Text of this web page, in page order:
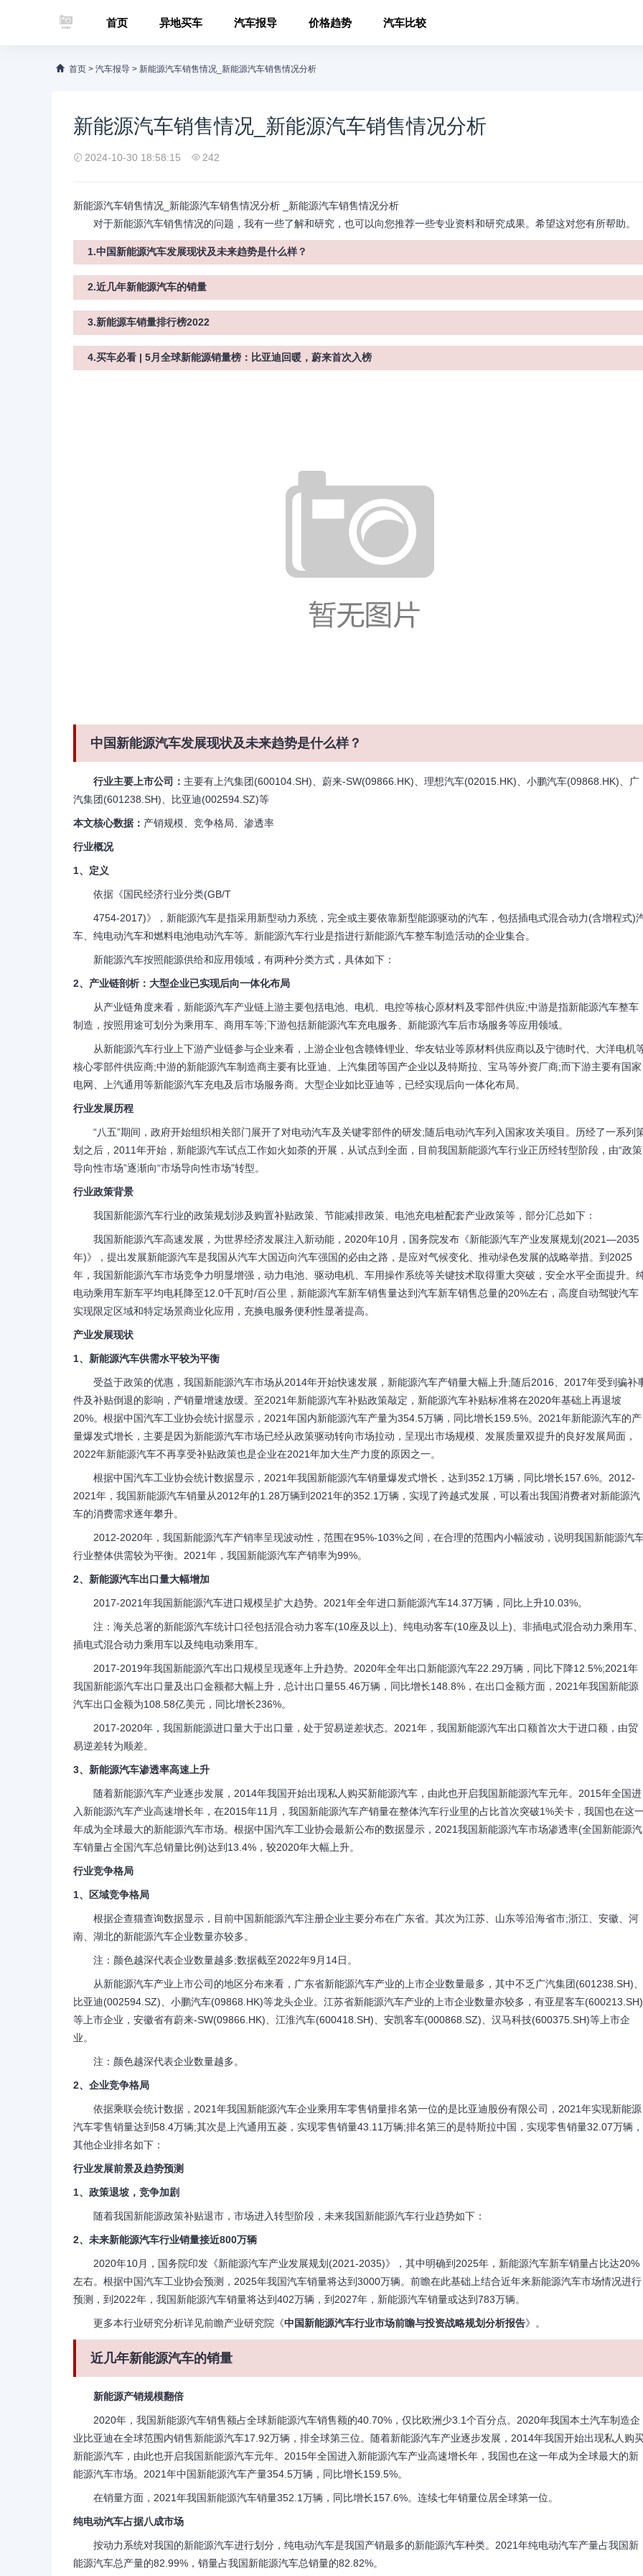
首页 异地买车 汽车报导 价格趋势 汽车比较
首页 > 汽车报导 > 新能源汽车销售情况_新能源汽车销售情况分析
新能源汽车销售情况_新能源汽车销售情况分析
2024-10-30 18:58:15 242
新能源汽车销售情况_新能源汽车销售情况分析 _新能源汽车销售情况分析
对于新能源汽车销售情况的问题，我有一些了解和研究，也可以向您推荐一些专业资料和研究成果。希望这对您有所帮助。
1.中国新能源汽车发展现状及未来趋势是什么样？
2.近几年新能源汽车的销量
3.新能源车销量排行榜2022
4.买车必看 | 5月全球新能源销量榜：比亚迪回暖，蔚来首次入榜
中国新能源汽车发展现状及未来趋势是什么样？
行业主要上市公司： 主要有上汽集团(600104.SH)、蔚来-SW(09866.HK)、理想汽车(02015.HK)、小鹏汽车(09868.HK)、广
汽集团(601238.SH)、比亚迪(002594.SZ)等
本文核心数据： 产销规模、竞争格局、渗透率
行业概况
1、定义
依据《国民经济行业分类(GB/T
4754-2017)》，新能源汽车是指采用新型动力系统，完全或主要依靠新型能源驱动的汽车，包括插电式混合动力(含增程式)
车、纯电动汽车和燃料电池电动汽车等。新能源汽车行业是指进行新能源汽车整车制造活动的企业集合。
新能源汽车按照能源供给和应用领域，有两种分类方式，具体如下：
2、产业链剖析：大型企业已实现后向一体化布局
从产业链角度来看，新能源汽车产业链上游主要包括电池、电机、电控等核心原材料及零部件供应;中游是指新能源汽车整车
制造，按照用途可划分为乘用车、商用车等;下游包括新能源汽车充电服务、新能源汽车后市场服务等应用领域。
从新能源汽车行业上下游产业链参与企业来看，上游企业包含赣锋锂业、华友钴业等原材料供应商以及宁德时代、大洋电机
核心零部件供应商;中游的新能源汽车制造商主要有比亚迪、上汽集团等国产企业以及特斯拉、宝马等外资厂商;而下游主要有国家
电网、上汽通用等新能源汽车充电及后市场服务商。大型企业如比亚迪等，已经实现后向一体化布局。
行业发展历程
“八五”期间，政府开始组织相关部门展开了对电动汽车及关键零部件的研发;随后电动汽车列入国家攻关项目。历经了一系列
划之后，2011年开始，新能源汽车试点工作如火如荼的开展，从试点到全面，目前我国新能源汽车行业正历经转型阶段，由“政策
导向性市场”逐渐向“市场导向性市场”转型。
行业政策背景
我国新能源汽车行业的政策规划涉及购置补贴政策、节能减排政策、电池充电桩配套产业政策等，部分汇总如下：
我国新能源汽车高速发展，为世界经济发展注入新动能，2020年10月，国务院发布《新能源汽车产业发展规划(2021—2035
年)》，提出发展新能源汽车是我国从汽车大国迈向汽车强国的必由之路，是应对气候变化、推动绿色发展的战略举措。到2025
年，我国新能源汽车市场竞争力明显增强，动力电池、驱动电机、车用操作系统等关键技术取得重大突破，安全水平全面提升。
电动乘用车新车平均电耗降至12.0千瓦时/百公里，新能源汽车新车销售量达到汽车新车销售总量的20%左右，高度自动驾驶汽车
实现限定区域和特定场景商业化应用，充换电服务便利性显著提高。
产业发展现状
1、新能源汽车供需水平较为平衡
受益于政策的优惠，我国新能源汽车市场从2014年开始快速发展，新能源汽车产销量大幅上升;随后2016、2017年受到骗补
件及补贴倒退的影响，产销量增速放缓。至2021年新能源汽车补贴政策敲定，新能源汽车补贴标准将在2020年基础上再退坡
20%。根据中国汽车工业协会统计据显示，2021年国内新能源汽车产量为354.5万辆，同比增长159.5%。2021年新能源汽车的产
量爆发式增长，主要是因为新能源汽车市场已经从政策驱动转向市场拉动，呈现出市场规模、发展质量双提升的良好发展局面，
2022年新能源汽车不再享受补贴政策也是企业在2021年加大生产力度的原因之一。
根据中国汽车工业协会统计数据显示，2021年我国新能源汽车销量爆发式增长，达到352.1万辆，同比增长157.6%。2012-
2021年，我国新能源汽车销量从2012年的1.28万辆到2021年的352.1万辆，实现了跨越式发展，可以看出我国消费者对新能源汽
车的消费需求逐年攀升。
2012-2020年，我国新能源汽车产销率呈现波动性，范围在95%-103%之间，在合理的范围内小幅波动，说明我国新能源汽
行业整体供需较为平衡。2021年，我国新能源汽车产销率为99%。
2、新能源汽车出口量大幅增加
2017-2021年我国新能源汽车进口规模呈扩大趋势。2021年全年进口新能源汽车14.37万辆，同比上升10.03%。
注：海关总署的新能源汽车统计口径包括混合动力客车(10座及以上)、纯电动客车(10座及以上)、非插电式混合动力乘用车、
插电式混合动力乘用车以及纯电动乘用车。
2017-2019年我国新能源汽车出口规模呈现逐年上升趋势。2020年全年出口新能源汽车22.29万辆，同比下降12.5%;2021年
我国新能源汽车出口量及出口金额都大幅上升，总计出口量55.46万辆，同比增长148.8%，在出口金额方面，2021年我国新能源
汽车出口金额为108.58亿美元，同比增长236%。
2017-2020年，我国新能源进口量大于出口量，处于贸易逆差状态。2021年，我国新能源汽车出口额首次大于进口额，由贸
易逆差转为顺差。
3、新能源汽车渗透率高速上升
随着新能源汽车产业逐步发展，2014年我国开始出现私人购买新能源汽车，由此也开启我国新能源汽车元年。2015年全国进
入新能源汽车产业高速增长年，在2015年11月，我国新能源汽车产销量在整体汽车行业里的占比首次突破1%关卡，我国也在这
年成为全球最大的新能源汽车市场。根据中国汽车工业协会最新公布的数据显示，2021我国新能源汽车市场渗透率(全国新能源汽
车销量占全国汽车总销量比例)达到13.4%，较2020年大幅上升。
行业竞争格局
1、区域竞争格局
根据企查猫查询数据显示，目前中国新能源汽车注册企业主要分布在广东省。其次为江苏、山东等沿海省市;浙江、安徽、河
南、湖北的新能源汽车企业数量亦较多。
注：颜色越深代表企业数量越多;数据截至2022年9月14日。
从新能源汽车产业上市公司的地区分布来看，广东省新能源汽车产业的上市企业数量最多，其中不乏广汽集团(601238.SH)、
比亚迪(002594.SZ)、小鹏汽车(09868.HK)等龙头企业。江苏省新能源汽车产业的上市企业数量亦较多，有亚星客车(600213.SH)
等上市企业，安徽省有蔚来-SW(09866.HK)、江淮汽车(600418.SH)、安凯客车(000868.SZ)、汉马科技(600375.SH)等上市企
业。
注：颜色越深代表企业数量越多。
2、企业竞争格局
依据乘联会统计数据，2021年我国新能源汽车企业乘用车零售销量排名第一位的是比亚迪股份有限公司，2021年实现新能源
汽车零售销量达到58.4万辆;其次是上汽通用五菱，实现零售销量43.11万辆;排名第三的是特斯拉中国，实现零售销量32.07万辆，
其他企业排名如下：
行业发展前景及趋势预测
1、政策退坡，竞争加剧
随着我国新能源政策补贴退市，市场进入转型阶段，未来我国新能源汽车行业趋势如下：
2、未来新能源汽车行业销量接近800万辆
2020年10月，国务院印发《新能源汽车产业发展规划(2021-2035)》，其中明确到2025年，新能源汽车新车销量占比达20%
左右。根据中国汽车工业协会预测，2025年我国汽车销量将达到3000万辆。前瞻在此基础上结合近年来新能源汽车市场情况进行
预测，到2022年，我国新能源汽车销量将达到402万辆，到2027年，新能源汽车销量或达到783万辆。
更多本行业研究分析详见前瞻产业研究院《中国新能源汽车行业市场前瞻与投资战略规划分析报告》。
近几年新能源汽车的销量
新能源产销规模翻倍
2020年，我国新能源汽车销售额占全球新能源汽车销售额的40.70%，仅比欧洲少3.1个百分点。2020年我国本土汽车制造企
业比亚迪在全球范围内销售新能源汽车17.92万辆，排全球第三位。随着新能源汽车产业逐步发展，2014年我国开始出现私人购
新能源汽车，由此也开启我国新能源汽车元年。2015年全国进入新能源汽车产业高速增长年，我国也在这一年成为全球最大的新
能源汽车市场。2021年中国新能源汽车产量354.5万辆，同比增长159.5%。
在销量方面，2021年我国新能源汽车销量352.1万辆，同比增长157.6%。连续七年销量位居全球第一位。
纯电动汽车占据八成市场
按动力系统对我国的新能源汽车进行划分，纯电动汽车是我国产销最多的新能源汽车种类。2021年纯电动汽车产量占我国新
能源汽车总产量的82.99%，销量占我国新能源汽车总销量的82.82%。